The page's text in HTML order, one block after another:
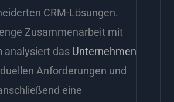
CRM-Lösungen.
Zusammenarbeit mit
analysiert das Unternehmen
Anforderungen und
eine